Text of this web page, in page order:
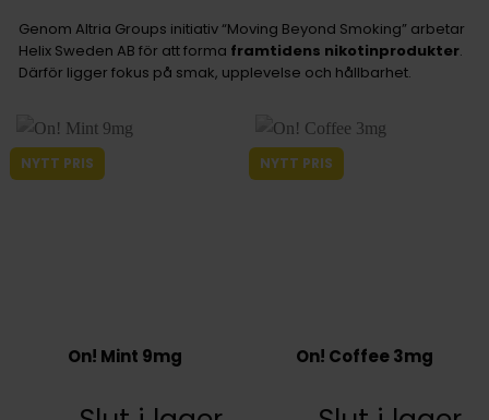
Genom Altria Groups initiativ “Moving Beyond Smoking” arbetar
Helix Sweden AB för att forma framtidens nikotinprodukter.
Därför ligger fokus på smak, upplevelse och hållbarhet.
NYTT PRIS
On! Mint 9mg
NYTT PRIS
On! Coffee 3mg